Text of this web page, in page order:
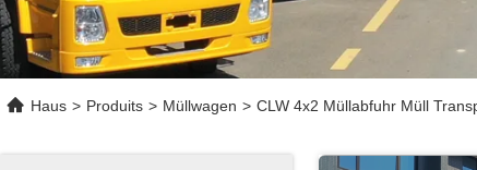
Haus > Produits > Müllwagen > CLW 4x2 Müllabfuhr Müll